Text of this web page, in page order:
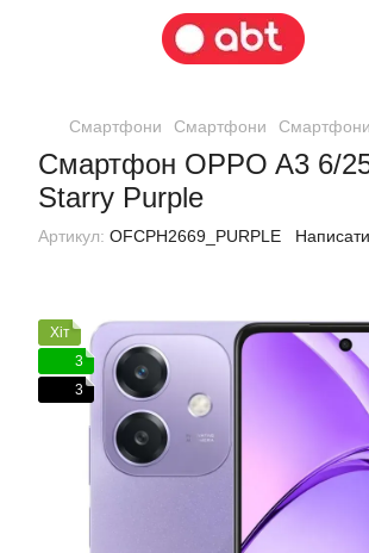
Смартфони Смартфони
Смартфон OPPO A3 6/
Starry Purple
Артикул: OFCPH2669_PURPLE Написати
Хіт
3
3